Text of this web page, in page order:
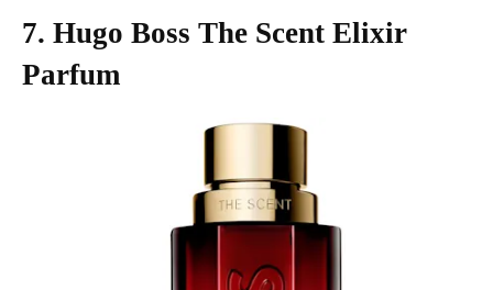
7. Hugo Boss The Scent Elixir
Parfum